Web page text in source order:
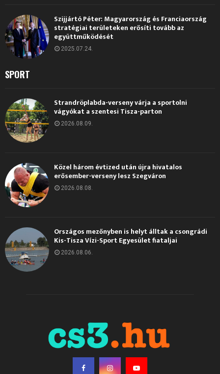
Szijjártó Péter: Magyarország és Franciaország
stratégiai területeken erősíti tovább az
együttműködését
2025.07.24.
SPORT
Strandröplabda-verseny várja a sportolni
vágyókat a szentesi Tisza-parton
2026.08.09.
Közel három évtized után újra hivatalos
erősember-verseny lesz Szegváron
2026.08.08.
Országos mezőnyben is helyt álltak a csongrádi
Kis-Tisza Vízi-Sport Egyesület fiataljai
2026.08.06.